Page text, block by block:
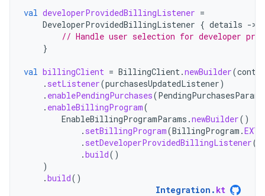
val developerProvidedBillingListener =
DeveloperProvidedBillingListener { details -
// Handle user selection for developer
}
val billingClient = BillingClient.newBuilder(
. setListener(purchasesUpdatedListener)
. enablePendingPurchases(PendingPurchasesParams
. enableBillingProgram(
EnableBillingProgramParams .newBuilder()
. setBillingProgram(BillingProgram .
. setDeveloperProvidedBillingListener(
.build()
)
.build()
Integration . kt